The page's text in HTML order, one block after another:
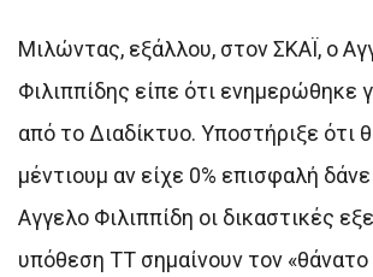
Μιλώντας, εξάλλου, στον ΣΚΑΪ, ο
Φιλιππίδης είπε ότι ενημερώθηκε
από το Διαδίκτυο. Υποστήριξε ότι
μέντιουμ αν είχε 0% επισφαλή
Αγγελο Φιλιππίδη οι δικαστικές
υπόθεση ΤΤ σημαίνουν τον «θάνατο